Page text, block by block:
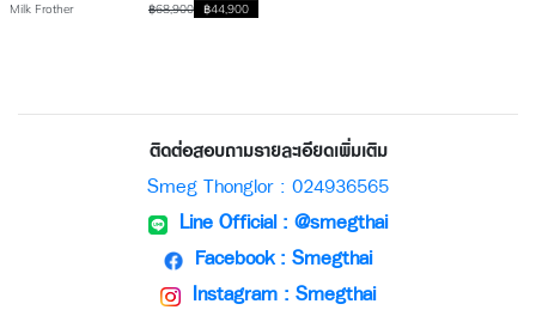
Milk Frother ฿68,900 ฿44,900
ติดต่อสอบถามรายละเอียดเพิ่มเติม
Smeg Thonglor : 024936565
Line Official : @smegthai
Facebook : Smegthai
Instagram : Smegthai